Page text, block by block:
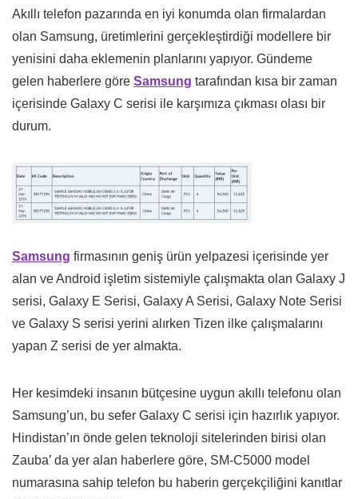
Akıllı telefon pazarında en iyi konumda olan firmalardan
olan Samsung, üretimlerini gerçekleştirdiği modellere bir
yenisini daha eklemenin planlarını yapıyor. Gündeme
gelen haberlere göre Samsung tarafından kısa bir zaman
içerisinde Galaxy C serisi ile karşımıza çıkması olası bir
durum.
Samsung firmasının geniş ürün yelpazesi içerisinde yer
alan ve Android işletim sistemiyle çalışmakta olan Galaxy J
serisi, Galaxy E Serisi, Galaxy A Serisi, Galaxy Note Serisi
ve Galaxy S serisi yerini alırken Tizen ilke çalışmalarını
yapan Z serisi de yer almakta.
Her kesimdeki insanın bütçesine uygun akıllı telefonu olan
Samsung’un, bu sefer Galaxy C serisi için hazırlık yapıyor.
Hindistan’ın önde gelen teknoloji sitelerinden birisi olan
Zauba’ da yer alan haberlere göre, SM-C5000 model
numarasına sahip telefon bu haberin gerçekçiliğini kanıtlar